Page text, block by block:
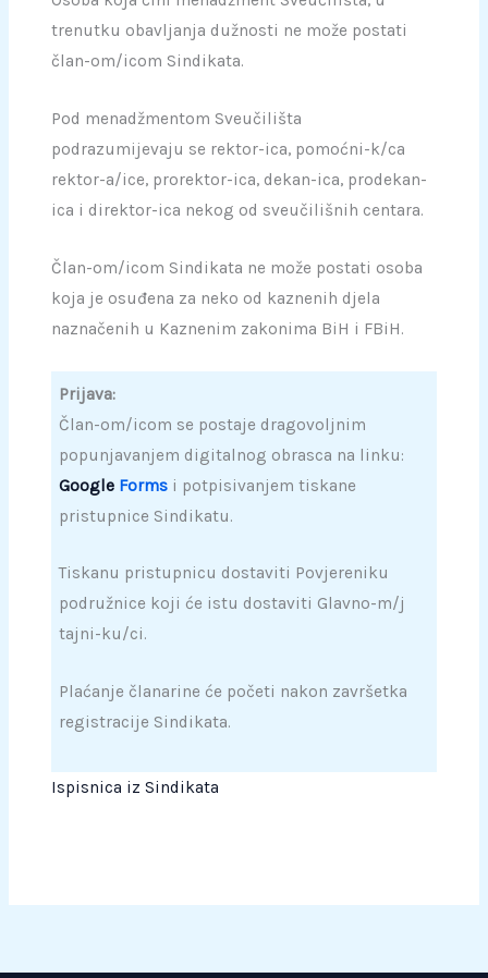
trenutku obavljanja dužnosti ne može postati
član-om/icom Sindikata.
Pod menadžmentom Sveučilišta
podrazumijevaju se rektor-ica, pomoćni-k/ca
rektor-a/ice, prorektor-ica, dekan-ica, prodekan-
ica i direktor-ica nekog od sveučilišnih centara.
Član-om/icom Sindikata ne može postati osoba
koja je osuđena za neko od kaznenih djela
naznačenih u Kaznenim zakonima BiH i FBiH.
Prijava:
Član-om/icom se postaje dragovoljnim
popunjavanjem digitalnog obrasca na linku:
GoogleForms i potpisivanjem tiskane
pristupnice Sindikatu.
Tiskanu pristupnicu dostaviti Povjereniku
podružnice koji će istu dostaviti Glavno-m/j
tajni-ku/ci.
Plaćanje članarine će početi nakon završetka
registracije Sindikata.
Ispisnica iz Sindikata